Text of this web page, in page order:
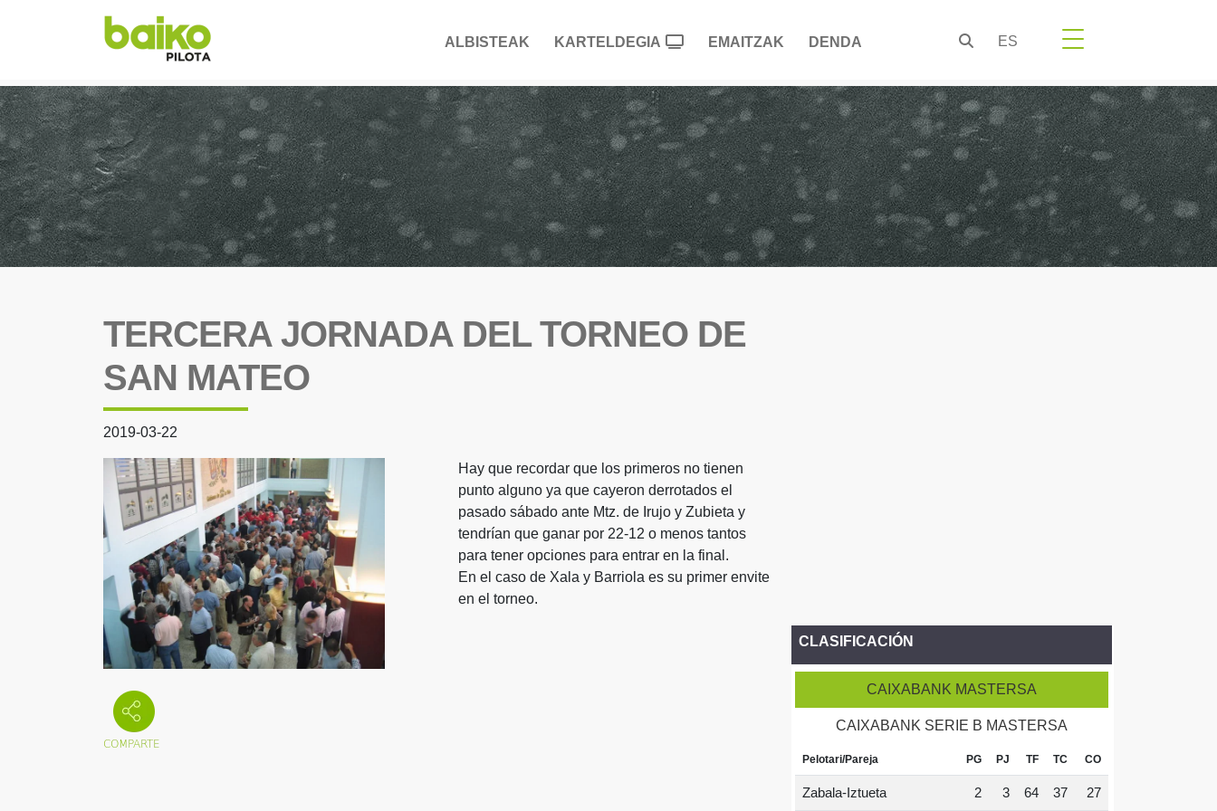
ALBISTEAK KARTELDEGIA EMAITZAK DENDA ES
TERCERA JORNADA DEL TORNEO DE
SAN MATEO
2019-03-22
Hay que recordar que los primeros no tienen
punto alguno ya que cayeron derrotados el
pasado sábado ante Mtz. de Irujo y Zubieta y
tendrían que ganar por 22-12 o menos tantos
para tener opciones para entrar en la final.
En el caso de Xala y Barriola es su primer envite
en el torneo.
CLASIFICACIÓN
CAIXABANK MASTERSA
CAIXABANK SERIE B MASTERSA
Pelotari/Pareja PG PJ TF TC CO
Zabala-Iztueta 2 3 64 37 27